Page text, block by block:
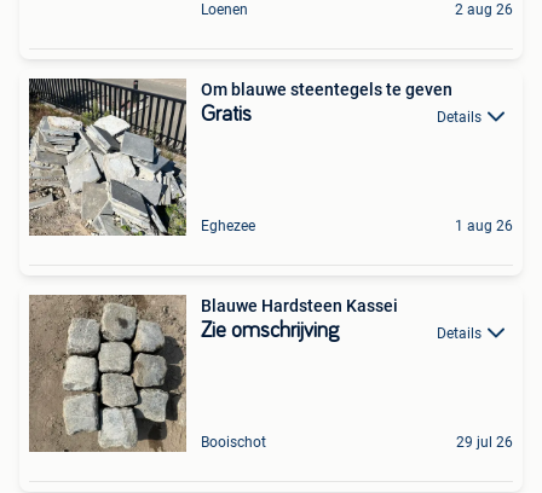
Loenen 2 aug 26
Om blauwe steentegels te geven
Gratis Details
Eghezee 1 aug 26
Blauwe Hardsteen Kassei
Zie omschrijving Details
Booischot 29 jul 26